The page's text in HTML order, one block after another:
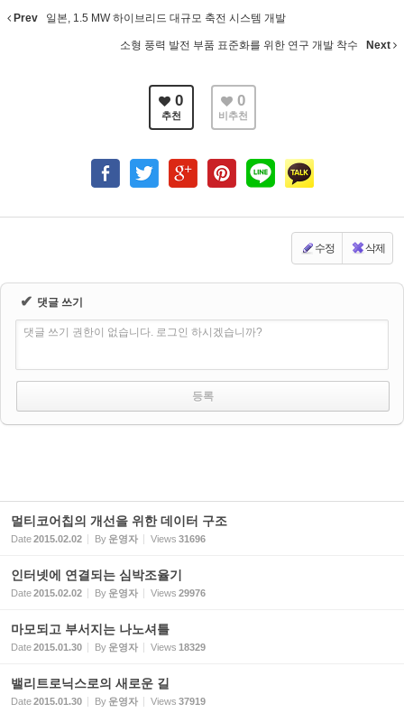
Prev 일본, 1.5 MW 하이브리드 대규모 축전 시스템 개발
소형 풍력 발전 부품 표준화를 위한 연구 개발 착수 Next
0
추천
0
비추천
수정 삭제
✔ 댓글 쓰기
댓글 쓰기 권한이 없습니다. 로그인 하시겠습니까?
멀티코어칩의 개선을 위한 데이터 구조
Date2015.02.02 By 운영자 Views 31696
인터넷에 연결되는 심박조율기
Date2015.02.02 By 운영자 Views 29976
마모되고 부서지는 나노셔틀
Date2015.01.30 By 운영자 Views 18329
밸리트로닉스로의 새로운 길
Date2015.01.30 By 운영자 Views 37919